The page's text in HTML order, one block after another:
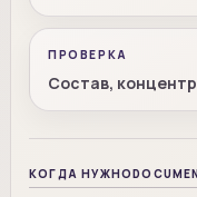
ПРОВЕРКА
Состав,
КОГДА НУЖНО